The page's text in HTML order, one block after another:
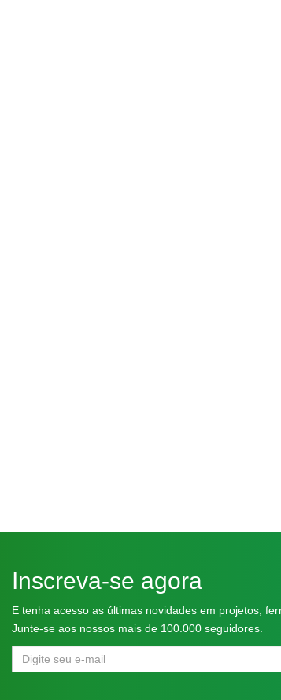
Inscreva-se agora
E tenha acesso as últimas novidades em projetos,
Junte-se aos nossos mais de 100.000 seguidores.